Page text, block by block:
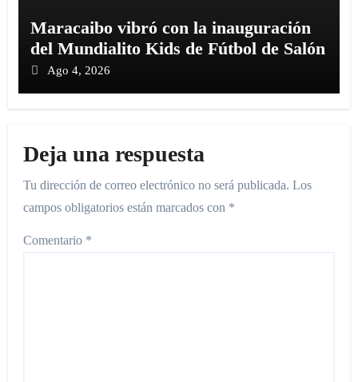
Maracaibo vibró con la inauguración
del Mundialito Kids de Fútbol de Salón
Ago 4, 2026
Deja una respuesta
Tu dirección de correo electrónico no será publicada. Los
campos obligatorios están marcados con *
Comentario *